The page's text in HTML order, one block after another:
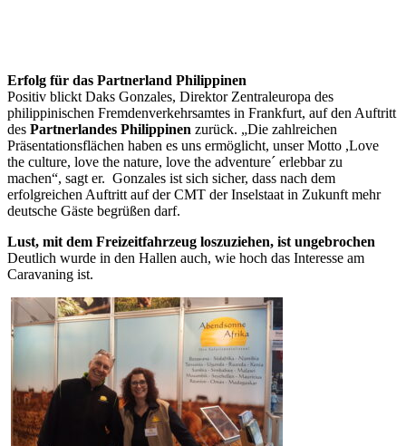
Erfolg für das Partnerland Philippinen
Positiv blickt Daks Gonzales, Direktor Zentraleuropa des
philippinischen Fremdenverkehrsamtes in Frankfurt, auf den Auftritt
des Partnerlandes Philippinen zurück. „Die zahlreichen
Präsentationsflächen haben es uns ermöglicht, unser Motto ,Love
the culture, love the nature, love the adventure´ erlebbar zu
machen“, sagt er. Gonzales ist sich sicher, dass nach dem
erfolgreichen Auftritt auf der CMT der Inselstaat in Zukunft mehr
deutsche Gäste begrüßen darf.
Lust, mit dem Freizeitfahrzeug loszuziehen, ist ungebrochen
Deutlich wurde in den Hallen auch, wie hoch das Interesse am
Caravaning ist.